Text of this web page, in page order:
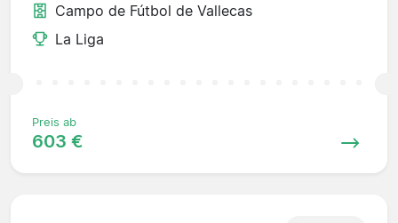
Campo de Fútbol de Vallecas
La Liga
Preis ab
603 €